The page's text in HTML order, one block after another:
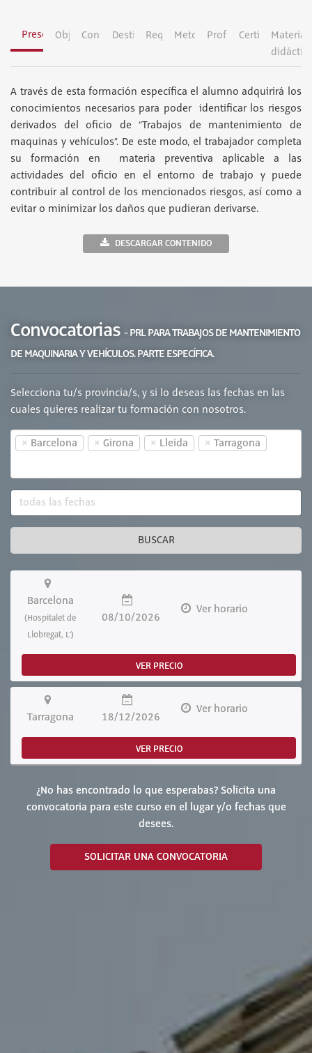
Presentación
ObjetivosContenidosDestinatariosRequisitosMetodologíaProfesoradoCertificación
Material
A través de esta formación específica el alumno adquirirá los
conocimientos necesarios para poder identificar los riesgos
derivados del oficio de “Trabajos de mantenimiento de
maquinas y vehículos”. De este modo, el trabajador completa
su formación en materia preventiva aplicable a las
actividades del oficio en el entorno de trabajo y puede
contribuir al control de los mencionados riesgos, así como a
evitar o minimizar los daños que pudieran derivarse.
DESCARGAR CONTENIDO
Convocatorias - PRL PARA TRABAJOS DE MANTENIMIENTO
DE MAQUINARIA Y VEHÍCULOS. PARTE ESPECÍFICA.
Selecciona tu/s provincia/s, y si lo deseas las fechas en las
cuales quieres realizar tu formación con nosotros.
× Barcelona × Girona × Lleida × Tarragona
BUSCAR
Barcelona
(Hospitalet de
Llobregat, L')
08/10/2026
Ver horario
VER PRECIO
Tarragona 18/12/2026
Ver horario
VER PRECIO
¿No has encontrado lo que esperabas? Solicita una
convocatoria para este curso en el lugar y/o fechas que
desees.
SOLICITAR UNA CONVOCATORIA